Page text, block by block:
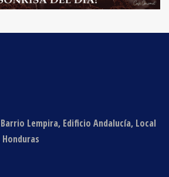
Barrio Lempira, Edificio Andalucía, Local